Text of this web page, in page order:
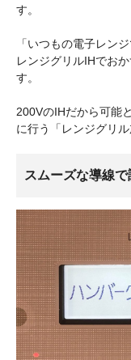
す。
「いつもの電子レン
レンジグリルIHでお
す。
200VのIHだから可能
に行う「レンジグリ
スムーズな導線